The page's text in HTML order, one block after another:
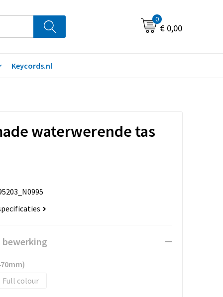
0
€ 0,00
Keycords.nl
waterwerende tas
bewerking
Full colour